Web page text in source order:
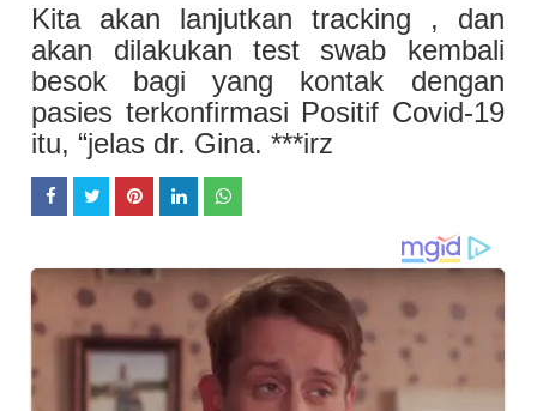
Kita akan lanjutkan tracking , dan
akan dilakukan test swab kembali
besok bagi yang kontak dengan
pasies terkonfirmasi Positif Covid-19
itu, “jelas dr. Gina. ***irz